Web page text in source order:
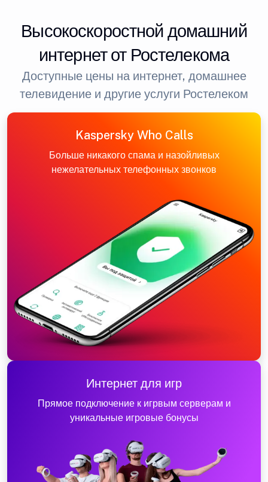
Высокоскоростной домашний
интернет от Ростелекома
Доступные цены на интернет, домашнее
телевидение и другие услуги Ростелеком
Kaspersky Who Calls
Больше никакого спама и назойливых
нежелательных телефонных звонков
Интернет для игр
Прямое подключение к игрвым серверам и
уникальные игровые бонусы